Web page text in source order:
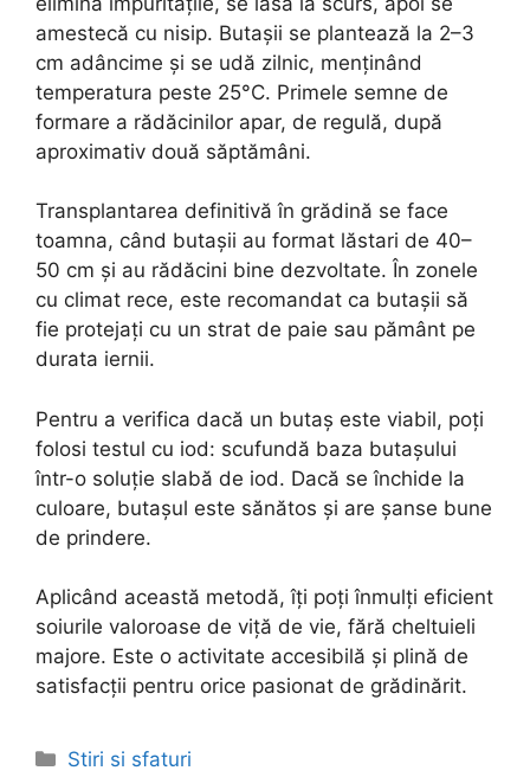
amestecă cu nisip. Butașii se plantează la 2–3
cm adâncime și se udă zilnic, menținând
temperatura peste 25°C. Primele semne de
formare a rădăcinilor apar, de regulă, după
aproximativ două săptămâni.
Transplantarea definitivă în grădină se face
toamna, când butașii au format lăstari de 40–
50 cm și au rădăcini bine dezvoltate. În zonele
cu climat rece, este recomandat ca butașii să
fie protejați cu un strat de paie sau pământ pe
durata iernii.
Pentru a verifica dacă un butaș este viabil, poți
folosi testul cu iod: scufundă baza butașului
într-o soluție slabă de iod. Dacă se închide la
culoare, butașul este sănătos și are șanse bune
de prindere.
Aplicând această metodă, îți poți înmulți eficient
soiurile valoroase de viță de vie, fără cheltuieli
majore. Este o activitate accesibilă și plină de
satisfacții pentru orice pasionat de grădinărit.
Categories
Stiri si sfaturi